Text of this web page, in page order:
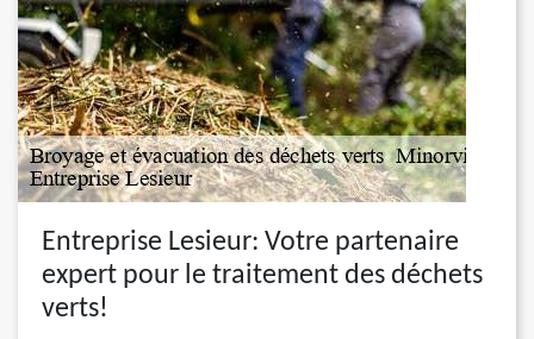
Entreprise Lesieur: Votre partenaire
expert pour le traitement des déchets
verts!